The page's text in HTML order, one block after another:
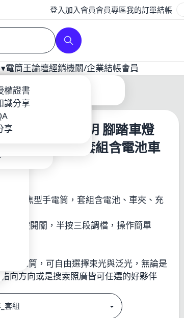
登入加入會員會員專區我的訂單結帳
-EDC
/手繩
充電器
龍虎鳳越野
權證書
識分享
享
電筒王論壇經銷機關/企業結帳會員
調焦 1300流明 腳踏車燈
電筒 三段亮度 套組含電池車
專利調焦型手電筒，套組含電池、車夾、充
重按開關，半按三段調檔，操作簡單
1顆
焦手電筒，可自由選擇束光與泛光，無論是
指向方向或是搜索照廣皆可任選的好夥伴